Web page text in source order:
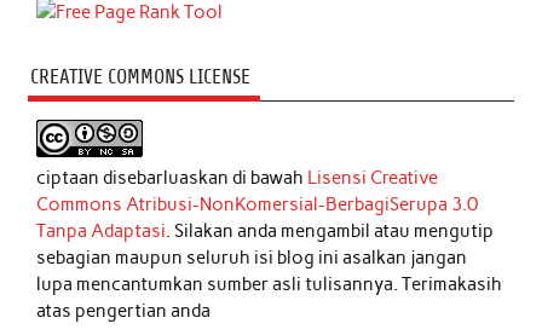
CREATIVE COMMONS LICENSE
ciptaan disebarluaskan di bawah Lisensi Creative
Commons Atribusi-NonKomersial-BerbagiSerupa 3.0
Tanpa Adaptasi. Silakan anda mengambil atau mengutip
sebagian maupun seluruh isi blog ini asalkan jangan
lupa mencantumkan sumber asli tulisannya. Terimakasih
atas pengertian anda